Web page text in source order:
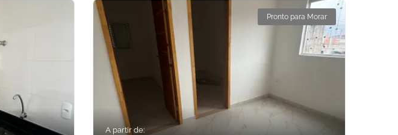
Pronto para Morar
A partir de: